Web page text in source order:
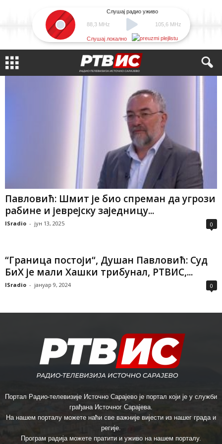
88,3 MHz
Слушај радио уживо
105,6 MHz
Слушај локално
Павловић: Шмит је био спреман да угрози
рабине и јеврејску заједницу...
ISradio - јун 13, 2025 0
“Граница постоји“, Душан Павловић: Суд
БиХ је мали Хашки трибунал, РТВИС,...
ISradio - јануар 9, 2024 0
Портал Радио-телевизије Источно Сарајево је портал који је у служби
грађана Источног Сарајева.
На нашем порталу можете наћи све важније вијести из нашег града и
регије.
Програм радија можете пратити и уживо на нашем порталу.